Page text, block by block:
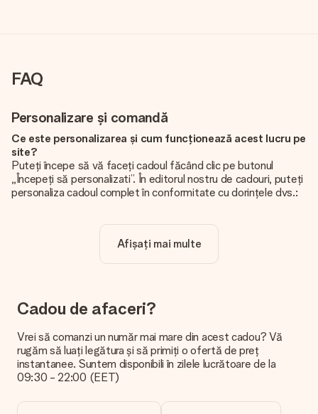
FAQ
Personalizare și comandă
Ce este personalizarea și cum funcționează acest lucru pe
site?
Puteți începe să vă faceți cadoul făcând clic pe butonul
„Începeți să personalizati”. În editorul nostru de cadouri, puteți
personaliza cadoul complet în conformitate cu dorințele dvs.:
Personalizarea este inclusă în preț?
De unde știu dacă poza mea are calitatea potrivită?
dvs. De aceea, este important să folosiți fotografii de înaltă
calitate. Dacă nu sunteți sigur de calitatea imaginii dvs., vă
rugăm să contactați echipa noastră de servicii pentru clienți și
să includeți fotografia dvs. împreună cu cadoul pe care doriți
Afișați mai multe
Cadou de afaceri?
Vrei să comanzi un număr mai mare din acest cadou? Vă
rugăm să luați legătura și să primiți o ofertă de preț
instantanee. Suntem disponibili în zilele lucrătoare de la
09:30 - 22:00 (EET)